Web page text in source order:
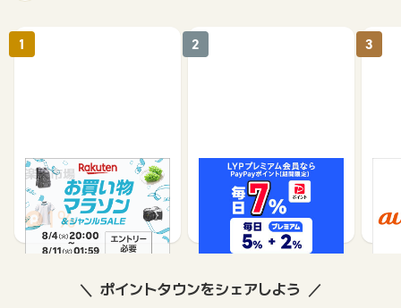
楽天市場
1%
1
Yahoo!ショッピング
1%
2 3
ポイントタウンをシェアしよう